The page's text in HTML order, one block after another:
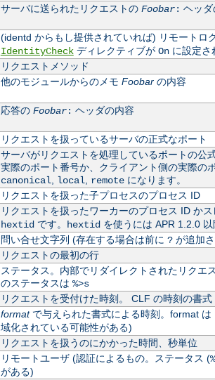
サーバに送られたリクエストの Foobar: ヘッ
(identd からもし提供されていれば) リモートロ
IdentityCheckディレクティブが Onに設定さ
リクエストメソッド
他のモジュールからのメモ Foobarの内容
応答の Foobar: ヘッダの内容
リクエストを扱っているサーバの正式なポート
サーバがリクエストを処理しているポートの公
実際のポート番号か、クライアント側の実際の
canonical local remoteになります。
リクエストを扱った子プロセスのプロセス ID
リクエストを扱ったワーカーのプロセス ID か
hextidです。 hextidを使うには APR 1.2.0 以
問い合せ文字列 (存在する場合は前に ?が追加
リクエストの最初の行
ステータス。内部でリダイレクトされたリク
のステータスは %>s
リクエストを受付けた時刻。 CLF の時刻の書
formatで与えられた書式による時刻。format は
域化されている可能性がある)
リクエストを扱うのにかかった時間、秒単位
リモートユーザ (認証によるもの。ステータス (
がある)